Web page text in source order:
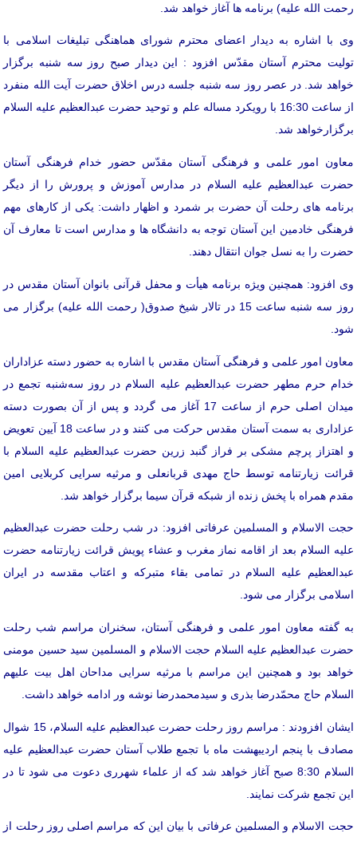
رحمت الله علیه) برنامه ها آغاز خواهد شد.
وی با اشاره به دیدار اعضای محترم شورای هماهنگی تبلیغات اسلامی با
تولیت محترم آستان مقدّس افزود : این دیدار صبح روز سه شنبه برگزار
خواهد شد. در عصر روز سه شنبه جلسه درس اخلاق حضرت آیت الله منفرد
از ساعت 16:30 با رویکرد مساله علم و توحید حضرت عبدالعظیم علیه السلام
برگزارخواهد شد.
معاون امور علمی و فرهنگی آستان مقدّس حضور خدام فرهنگی آستان
حضرت عبدالعظیم علیه السلام در مدارس آموزش و پرورش را از دیگر
برنامه های رحلت آن حضرت بر شمرد و اظهار داشت: یکی از کارهای مهم
فرهنگی خادمین این آستان توجه به دانشگاه ها و مدارس است تا معارف آن
حضرت را به نسل جوان انتقال دهند.
وی افزود: همچنین ویژه برنامه هیأت و محفل قرآنی بانوان آستان مقدس در
روز سه شنبه ساعت 15 در تالار شیخ صدوق( رحمت الله علیه) برگزار می
شود.
معاون امور علمی و فرهنگی آستان مقدس با اشاره به حضور دسته عزاداران
خدام حرم مطهر حضرت عبدالعظیم علیه السلام در روز سه‌شنبه تجمع در
میدان اصلی حرم از ساعت 17 آغاز می گردد و پس از آن بصورت دسته
عزاداری به سمت آستان مقدس حرکت می کنند و در ساعت 18 آیین تعویض
و اهتزاز پرچم مشکی بر فراز گنبد زرین حضرت عبدالعظیم علیه السلام با
قرائت زیارتنامه توسط حاج مهدی قربانعلی و مرثیه سرایی کربلایی امین
مقدم همراه با پخش زنده از شبکه قرآن سیما برگزار خواهد شد.
حجت الاسلام و المسلمین عرفاتی افزود: در شب رحلت حضرت عبدالعظیم
علیه السلام بعد از اقامه نماز مغرب و عشاء پویش قرائت زیارتنامه حضرت
عبدالعظیم علیه السلام در تمامی بقاء متبرکه و اعتاب مقدسه در ایران
اسلامی برگزار می شود.
به گفته معاون امور علمی و فرهنگی آستان، سخنران مراسم شب رحلت
حضرت عبدالعظیم علیه السلام حجت الاسلام و المسلمین سید حسین مومنی
خواهد بود و همچنین این مراسم با مرثیه سرایی مداحان اهل بیت علیهم
السلام حاج محمّدرضا بذری و سیدمحمدرضا نوشه ور ادامه خواهد داشت.
ایشان افزودند : مراسم روز رحلت حضرت عبدالعظیم علیه السلام، 15 شوال
مصادف با پنجم اردیبهشت ماه با تجمع طلاب آستان حضرت عبدالعظیم علیه
السلام 8:30 صبح آغاز خواهد شد که از علماء شهرری دعوت می شود تا در
این تجمع شرکت نمایند.
حجت الاسلام و المسلمین عرفاتی با بیان این که مراسم اصلی روز رحلت از